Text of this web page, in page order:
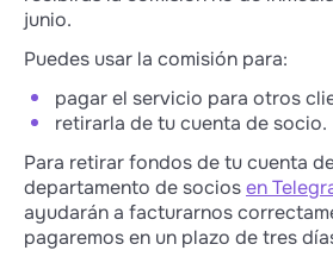
junio.
Puedes usar la comisión para:
pagar el servicio para otros
retirarla de tu cuenta de socio.
Para retirar fondos de tu cuenta
departamento de sociosen
ayudarán a facturarnos
pagaremos en un plazo de tres